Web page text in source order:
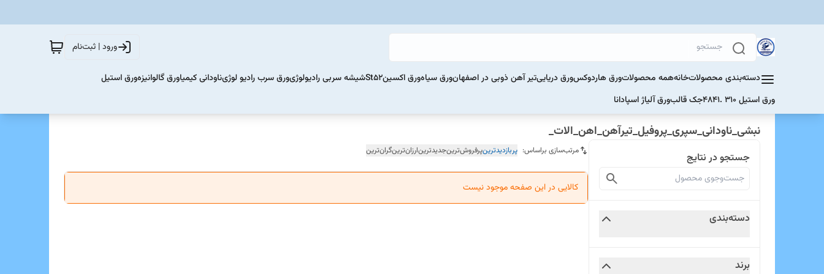
ورود | ثبت‌نام
دسته‌بندی محصولاتخانههمه محصولاتورق هاردوکسورق دریاییتیر آهن ذوبی در اصفهانورق سیاهورق اکسینSt52 شیشه سربی رادیولوژیورق سرب رادیو لوژیناودانی کیمیاورق گالوانیزهورق استیل
ورق استیل 310 .4841
جک قالبورق آلیاژ اسپادانا
نبشی_ناودانی_سپری_پروفیل_تیرآهن_اهن_الات_
جستجو در نتایج
دسته‌بندی
برند
مرتب‌سازی براساس: پربازدیدترینپرفروش‌ترینجدیدترینارزان‌ترینگران‌ترین
کالایی در این صفحه موجود نیست